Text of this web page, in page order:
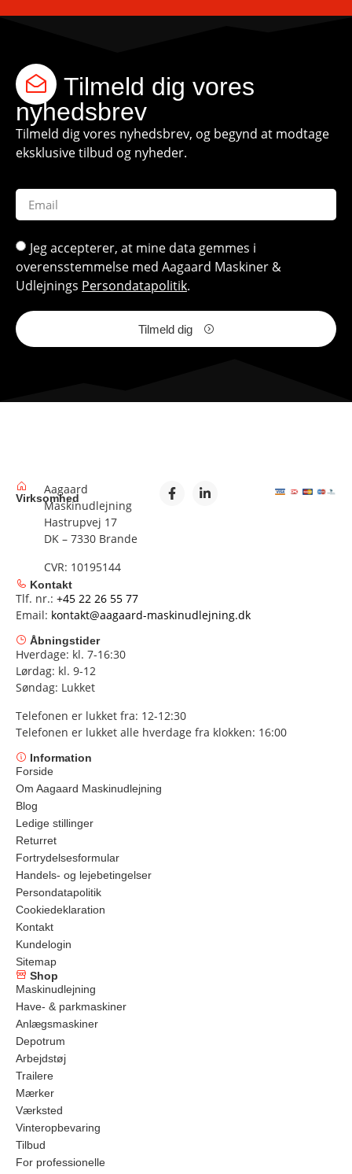
Tilmeld dig vores
nyhedsbrev
Tilmeld dig vores nyhedsbrev, og begynd at modtage
eksklusive tilbud og nyheder.
Jeg accepterer, at mine data gemmes i
overensstemmelse med Aagaard Maskiner &
Udlejnings Persondatapolitik.
Tilmeld dig
Virksomhed
Aagaard
Maskinudlejning
Hastrupvej 17
DK – 7330 Brande
CVR: 10195144
Kontakt
Tlf. nr.: +45 22 26 55 77
Email: kontakt@aagaard-maskinudlejning.dk
Åbningstider
Hverdage: kl. 7-16:30
Lørdag: kl. 9-12
Søndag: Lukket
Telefonen er lukket fra: 12-12:30
Telefonen er lukket alle hverdage fra klokken: 16:00
Information
Forside
Om Aagaard Maskinudlejning
Blog
Ledige stillinger
Returret
Fortrydelsesformular
Handels- og lejebetingelser
Persondatapolitik
Cookiedeklaration
Kontakt
Kundelogin
Sitemap
Shop
Maskinudlejning
Have- & parkmaskiner
Anlægsmaskiner
Depotrum
Arbejdstøj
Trailere
Mærker
Værksted
Vinteropbevaring
Tilbud
For professionelle